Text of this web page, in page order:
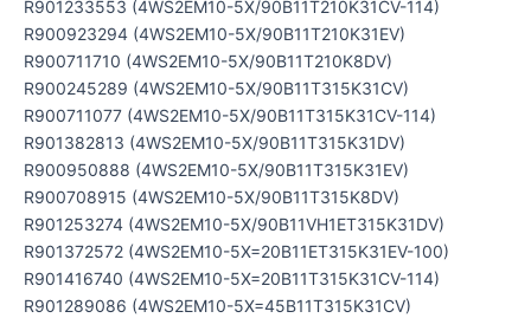
R901233553 (4WS2EM10-5X/90B11T210K31CV-114)
R900923294 (4WS2EM10-5X/90B11T210K31EV)
R900711710 (4WS2EM10-5X/90B11T210K8DV)
R900245289 (4WS2EM10-5X/90B11T315K31CV)
R900711077 (4WS2EM10-5X/90B11T315K31CV-114)
R901382813 (4WS2EM10-5X/90B11T315K31DV)
R900950888 (4WS2EM10-5X/90B11T315K31EV)
R900708915 (4WS2EM10-5X/90B11T315K8DV)
R901253274 (4WS2EM10-5X/90B11VH1ET315K31DV)
R901372572 (4WS2EM10-5X=20B11ET315K31EV-100)
R901416740 (4WS2EM10-5X=20B11T315K31CV-114)
R901289086 (4WS2EM10-5X=45B11T315K31CV)